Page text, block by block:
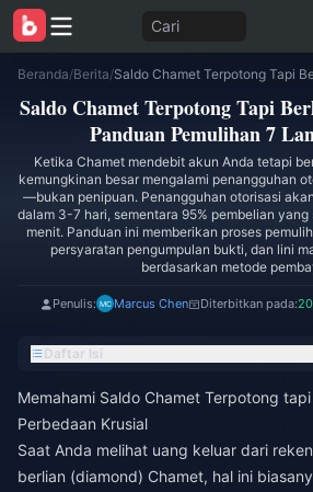
Cari
Beranda/Berita/
Saldo Chamet Terpotong Tapi
Panduan Pemulihan 7
Ketika Chamet mendebit akun Anda tetapi
kemungkinan besar mengalami penangguhan
—bukan penipuan. Penangguhan otorisasi
dalam 3-7 hari, sementara 95% pembelian
menit. Panduan ini memberikan proses
persyaratan pengumpulan bukti, dan lini
berdasarkan metode
Penulis: Marcus Chen Diterbitkan pada:
Daftar Isi
Memahami Saldo Chamet Terpotong
Perbedaan Krusial
Saat Anda melihat uang keluar dari
berlian (diamond) Chamet, hal ini